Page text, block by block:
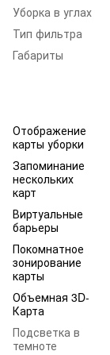
Уборка в углах
Тип фильтра
Габариты
Отображение
карты уборки
Запоминание
нескольких
карт
Виртуальные
барьеры
Покомнатное
зонирование
карты
Объемная 3D-
Карта
Подсветка в
темноте